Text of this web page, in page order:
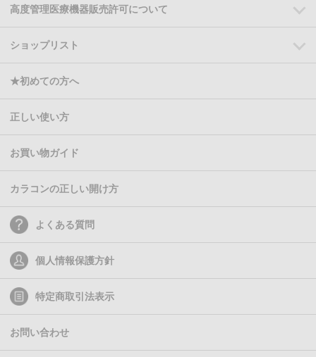
高度管理医療機器販売許可について
ショップリスト
★初めての方へ
正しい使い方
お買い物ガイド
カラコンの正しい開け方
よくある質問
個人情報保護方針
特定商取引法表示
お問い合わせ